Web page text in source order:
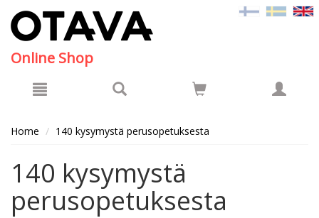
Online Shop
Home 140 kysymystä perusopetuksesta
140 kysymystä
perusopetuksesta